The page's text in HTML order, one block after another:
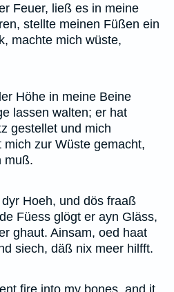
Feuer, ließ es in meine
stellte meinen Füßen ein
machte mich wüste,
Höhe in meine Beine
lassen walten; er hat
gestellet und mich
zur Wüste gemacht,
muß.
Hoeh, und dös fraaß
Füess glögt er ayn Gläss,
ghaut. Ainsam, oed haat
siech, däß nix meer hilfft.
fire into my bones, and it